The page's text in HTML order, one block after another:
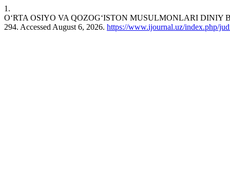
1.
O‘RTA OSIYO VA QOZOG‘ISTON MUSULMONLARI
294. Accessed August 6, 2026. https://www.ijournal.uz/index.php/